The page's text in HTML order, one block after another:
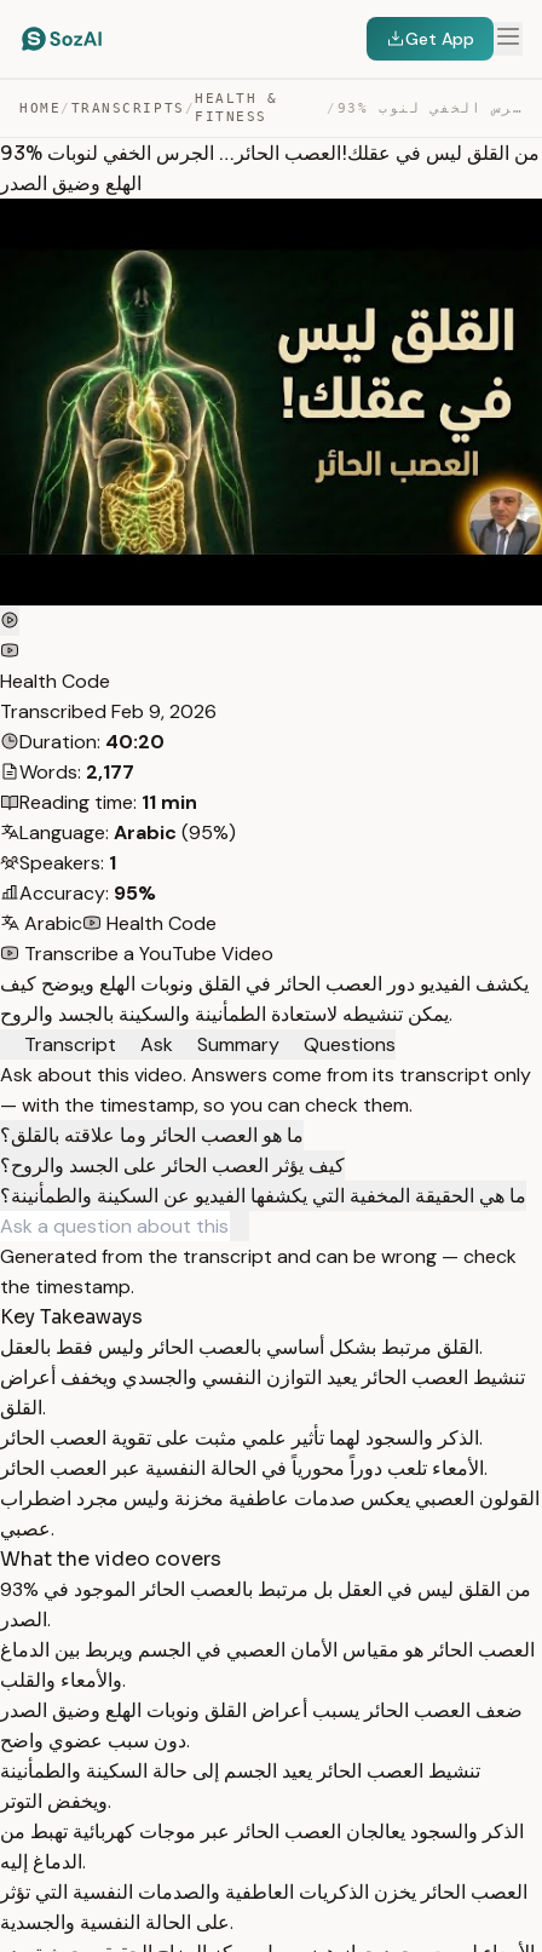
Get App
HOME / TRANSCRIPTS /
HEALTH &
FITNESS
/ 93% من القلق ليس في عقلك!العصب الحائر… الجرس الخفي لنوب… — TRANSCRIPT
93% من القلق ليس في عقلك!العصب الحائر… الجرس الخفي لنوبات
الهلع وضيق الصدر
Health Code
Transcribed Feb 9, 2026
Duration: 40:20
Words: 2,177
Reading time: 11 min
Language: Arabic (95%)
Speakers: 1
Accuracy: 95%
Arabic
Health Code
Transcribe a YouTube Video
يكشف الفيديو دور العصب الحائر في القلق ونوبات الهلع ويوضح كيف
يمكن تنشيطه لاستعادة الطمأنينة والسكينة بالجسد والروح.
Transcript
Ask Summary
Questions
Ask about this video. Answers come from its transcript only
— with the timestamp, so you can check them.
ما هو العصب الحائر وما علاقته بالقلق؟
كيف يؤثر العصب الحائر على الجسد والروح؟
ما هي الحقيقة المخفية التي يكشفها الفيديو عن السكينة والطمأنينة؟
Generated from the transcript and can be wrong — check
the timestamp.
Key Takeaways
القلق مرتبط بشكل أساسي بالعصب الحائر وليس فقط بالعقل.
تنشيط العصب الحائر يعيد التوازن النفسي والجسدي ويخفف أعراض
القلق.
الذكر والسجود لهما تأثير علمي مثبت على تقوية العصب الحائر.
الأمعاء تلعب دوراً محورياً في الحالة النفسية عبر العصب الحائر.
القولون العصبي يعكس صدمات عاطفية مخزنة وليس مجرد اضطراب
عصبي.
What the video covers
93% من القلق ليس في العقل بل مرتبط بالعصب الحائر الموجود في
الصدر.
العصب الحائر هو مقياس الأمان العصبي في الجسم ويربط بين الدماغ
والأمعاء والقلب.
ضعف العصب الحائر يسبب أعراض القلق ونوبات الهلع وضيق الصدر
دون سبب عضوي واضح.
تنشيط العصب الحائر يعيد الجسم إلى حالة السكينة والطمأنينة
ويخفض التوتر.
الذكر والسجود يعالجان العصب الحائر عبر موجات كهربائية تهبط من
الدماغ إليه.
العصب الحائر يخزن الذكريات العاطفية والصدمات النفسية التي تؤثر
على الحالة النفسية والجسدية.